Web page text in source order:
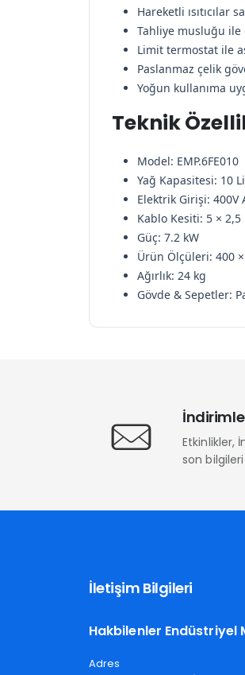
Hareketli ısıtıcılar
Tahliye musluğu
Limit termostat ile
Paslanmaz çelik
Yoğun kullanıma
Teknik
Model: EMP.6FE010
Yağ Kapasitesi: 10
Elektrik Girişi: 400V
Kablo Kesiti: 5 × 2,5
Güç: 7.2 kW
Ürün Ölçüleri: 400
Ağırlık: 24 kg
Gövde & Sepetler:
Etkinlikler,
son bilgileri
İletişim Bilgileri
Hakbilenler Endüstriyel
Adres